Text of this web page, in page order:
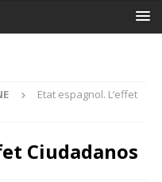
Etat espagnol. L’effet
Ciudadanos